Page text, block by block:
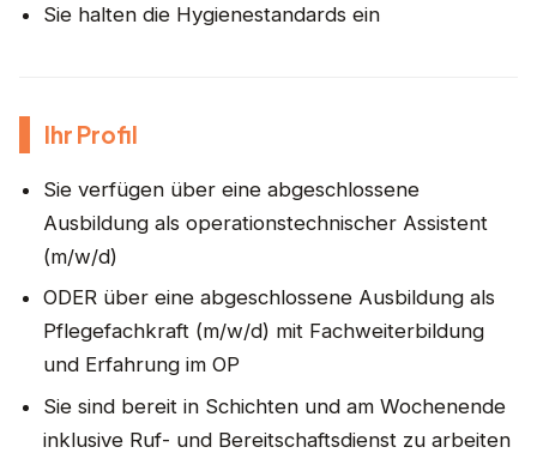
Sie halten die Hygienestandards ein
Ihr Profil
Sie verfügen über eine abgeschlossene
Ausbildung als operationstechnischer Assistent
(m/w/d)
ODER über eine abgeschlossene Ausbildung als
Pflegefachkraft (m/w/d) mit Fachweiterbildung
und Erfahrung im OP
Sie sind bereit in Schichten und am Wochenende
inklusive Ruf- und Bereitschaftsdienst zu arbeiten